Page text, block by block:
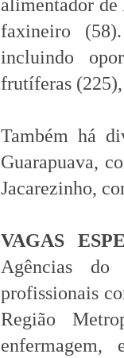
alimentador de
faxineiro
incluindo
frutíferas
Também há
Guarapuava,
Jacarezinho,
VAGAS
Agências do
profissionais
Região
enfermagem,